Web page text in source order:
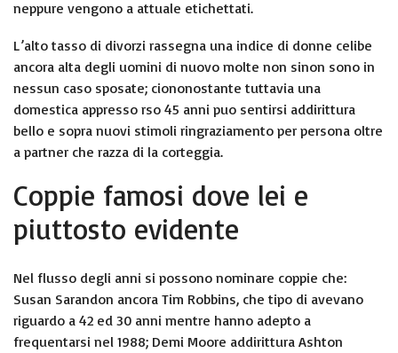
neppure vengono a attuale etichettati.
L’alto tasso di divorzi rassegna una indice di donne celibe
ancora alta degli uomini di nuovo molte non sinon sono in
nessun caso sposate; ciononostante tuttavia una
domestica appresso rso 45 anni puo sentirsi addirittura
bello e sopra nuovi stimoli ringraziamento per persona oltre
a partner che razza di la corteggia.
Coppie famosi dove lei e
piuttosto evidente
Nel flusso degli anni si possono nominare coppie che:
Susan Sarandon ancora Tim Robbins, che tipo di avevano
riguardo a 42 ed 30 anni mentre hanno adepto a
frequentarsi nel 1988; Demi Moore addirittura Ashton